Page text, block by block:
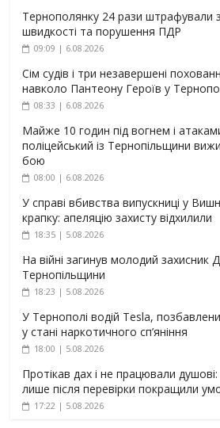
Тернополянку 24 рази штрафували
швидкості та порушення ПДР
09:09 | 6.08.2026
Сім судів і три незавершені
навколо Пантеону Героїв у
08:33 | 6.08.2026
Майже 10 годин під вогнем і
поліцейський із Тернопільщини
бою
08:00 | 6.08.2026
У справі вбивства випускниці у
крапку: апеляцію захисту відхилили
18:35 | 5.08.2026
На війні загинув молодий захисник
Тернопільщини
18:23 | 5.08.2026
У Тернополі водій Tesla,
у стані наркотичного сп’яніння
18:00 | 5.08.2026
Протікав дах і не працювали
лише після перевірки покращили
17:22 | 5.08.2026